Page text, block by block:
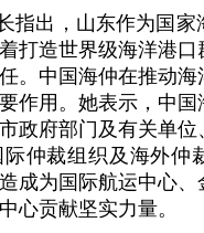
指出，山东作为国家
打造世界级海洋港
。中国海仲在推动
作用。她表示，中
政府部门及有关单位
仲裁组织及海外仲
成为国际航运中心、
心贡献坚实力量。